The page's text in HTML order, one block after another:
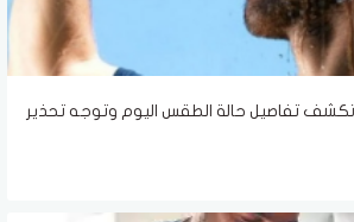
تكشف تفاصيل حالة الطقس اليوم وتوجه تحذير